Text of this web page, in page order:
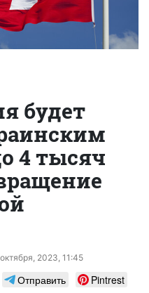
будет
4 тысяч
2023, 11:45
Отправить
Pintrest